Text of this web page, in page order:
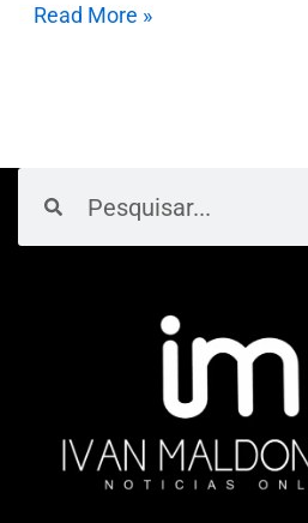
Read More »